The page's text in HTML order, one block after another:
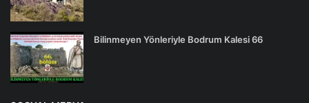
Bilinmeyen Yönleriyle Bodrum Kalesi 66